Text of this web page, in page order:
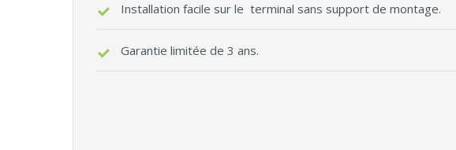
Installation facile sur le terminal sans support de montage.
Garantie limitée de 3 ans.